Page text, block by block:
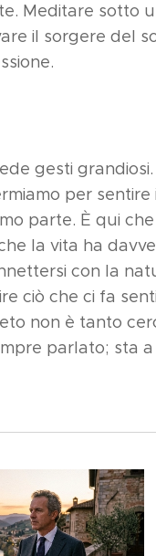
Meditare sotto
il sorgere del
gesti
per
parte. È qui
la vita ha
con la
ciò che ci fa
non è tanto
parlato; sta